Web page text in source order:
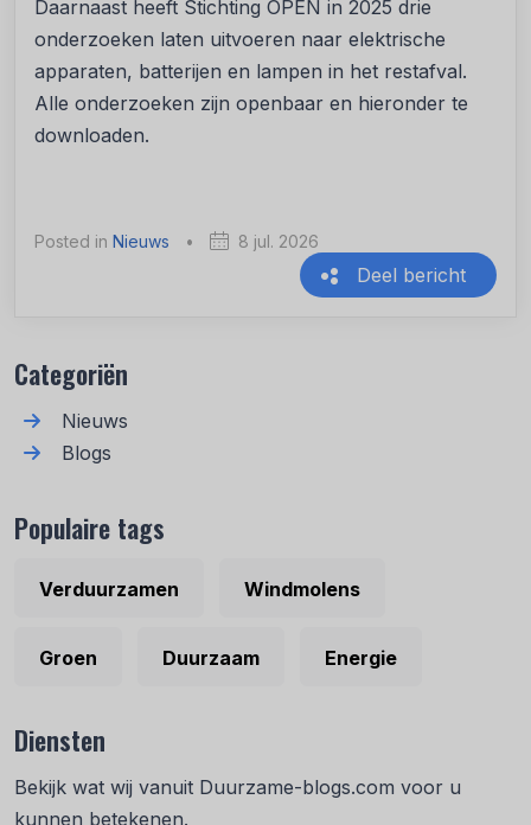
Daarnaast heeft Stichting OPEN in 2025 drie
onderzoeken laten uitvoeren naar elektrische
apparaten, batterijen en lampen in het restafval.
Alle onderzoeken zijn openbaar en hieronder te
downloaden.
Posted in Nieuws • 8 jul. 2026
Deel bericht
Categoriën
Nieuws
Blogs
Populaire tags
Verduurzamen Windmolens
Groen Duurzaam Energie
Diensten
Bekijk wat wij vanuit Duurzame-blogs.com voor u
kunnen betekenen.